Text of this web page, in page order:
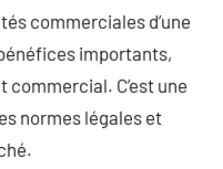
commerciales d’une
importants,
commercial. C’est une
normes légales et